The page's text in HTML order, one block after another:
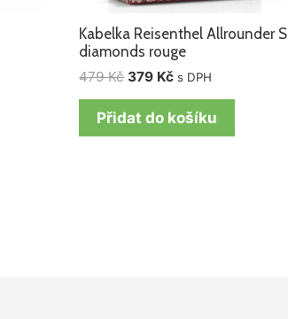
Kabelka Reisenthel Allrounder S
diamonds rouge
479Kč 379 Kč s DPH
Přidat do košíku